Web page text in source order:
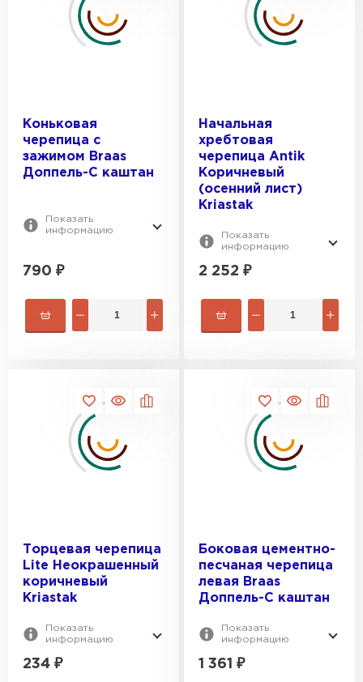
Коньковая
черепица с
зажимом Braas
Доппель-С каштан
Показать
информацию
790 ₽
Начальная
хребтовая
черепица Antik
Коричневый
(осенний лист)
Kriastak
Показать
информацию
2 252 ₽
Торцевая черепица
Lite Неокрашенный
коричневый
Kriastak
Показать
информацию
234 ₽
Боковая цементно-
песчаная черепица
левая Braas
Доппель-С каштан
Показать
информацию
1 361 ₽
ПЕРЕЙТИ